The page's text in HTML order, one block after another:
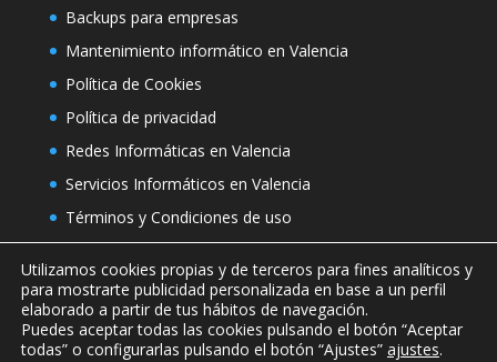
Backups para empresas
Mantenimiento informático en Valencia
Política de Cookies
Política de privacidad
Redes Informáticas en Valencia
Servicios Informáticos en Valencia
Términos y Condiciones de uso
Utilizamos cookies propias y de terceros para fines analíticos y
para mostrarte publicidad personalizada en base a un perfil
elaborado a partir de tus hábitos de navegación.
Puedes aceptar todas las cookies pulsando el botón “Aceptar
todas” o configurarlas pulsando el botón “Ajustes” ajustes.